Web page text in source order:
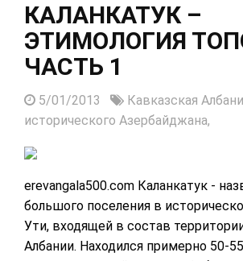
КАЛАНКАТУК –
ЭТИМОЛОГИЯ
ЧАСТЬ 1
5/01/2013 Кавказская
исторического Азербайджана,
erevangala500.com Каланкатук -
большого поселения в
Ути, входящей в состав
Албании. Находился примерно 50-